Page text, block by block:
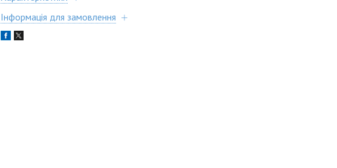
Інформація для замовлення